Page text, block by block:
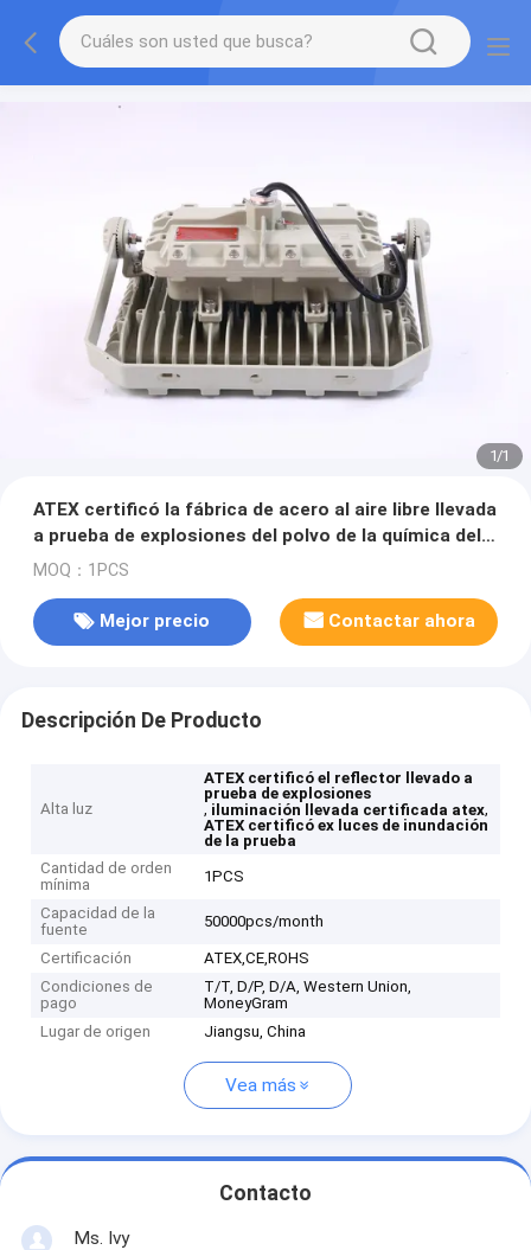
1/1
ATEX certificó la fábrica de acero al aire libre llevada
a prueba de explosiones del polvo de la química del
reflector
MOQ：1PCS
Mejor precio Contactar ahora
Descripción De Producto
Alta luz
ATEX certificó el reflector llevado a
prueba de explosiones
, iluminación llevada certificada atex,
ATEX certificó ex luces de inundación
de la prueba
Cantidad de orden
mínima
1PCS
Capacidad de la
fuente
50000pcs/month
Certificación
ATEX,CE,ROHS
Condiciones de
pago
T/T, D/P, D/A, Western Union,
MoneyGram
Lugar de origen
Jiangsu, China
Vea más
Contacto
Ms. Ivy